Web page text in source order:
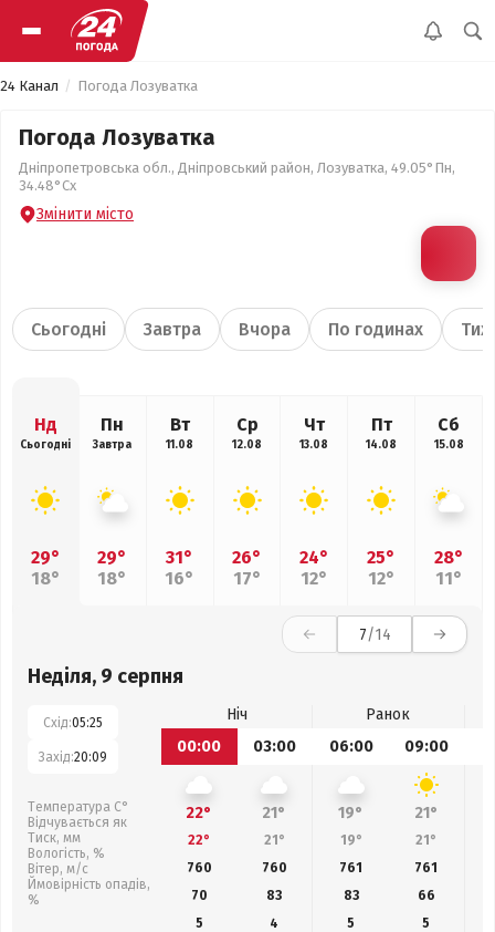
24 Канал Погода Лозуватка
Погода Лозуватка
Дніпропетровська обл., Дніпровський район, Лозуватка, 49.05°Пн,
34.48°Сх
Змінити місто
Сьогодні Завтра Вчора По годинах
Нд
Сьогодні
29°
18°
Пн
Завтра
29°
18°
Вт
11.08
31°
16°
Ср
12.08
26°
17°
Чт
13.08
24°
12°
Пт
14.08
25°
12°
Сб
15.08
28°
11°
7/14
Неділя, 9 серпня
Схід:05:25
Захід:20:09
Температура С°
Відчувається як
Тиск, мм
Вологість, %
Вітер, м/с
Ймовірність опадів,
%
Ніч
Ранок
00:00
03:00 06:00 09:00
22° 21° 19° 21°
22° 21° 19° 21°
760
760 761 761
70
83 83 66
5
4 5
5